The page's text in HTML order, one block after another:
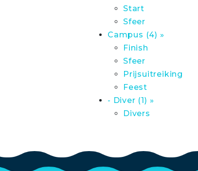
Start
Sfeer
Campus (4) »
Finish
Sfeer
Prijsuitreiking
Feest
- Diver (1) »
Divers